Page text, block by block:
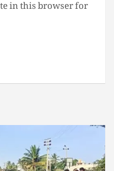
in this browser for